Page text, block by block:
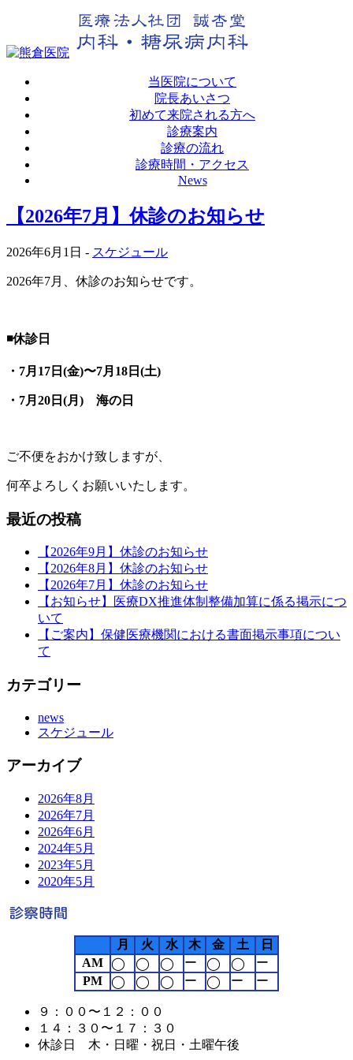
当医院について
院長あいさつ
初めて来院される方へ
診療案内
診療の流れ
診療時間・アクセス
News
【2026年7月】休診のお知らせ
2026年6月1日 - スケジュール
2026年7月、休診のお知らせです。
◾️休診日
・7月17日(金)〜7月18日(土)
・7月20日(月) 海の日
ご不便をおかけ致しますが、
何卒よろしくお願いいたします。
最近の投稿
【2026年9月】休診のお知らせ
【2026年8月】休診のお知らせ
【2026年7月】休診のお知らせ
【お知らせ】医療DX推進体制整備加算に係る掲示につ
いて
【ご案内】保健医療機関における書面掲示事項につい
て
カテゴリー
news
スケジュール
アーカイブ
2026年8月
2026年7月
2026年6月
2024年5月
2023年5月
2020年5月
月 火 水 木 金 土
日
AM
◯ ◯ ◯ ー ◯ ◯
ー
PM
◯ ◯ ◯ ー ◯ ー ー
９：００〜１２：００
１４：３０〜１７：３０
休診日 木・日曜・祝日・土曜午後